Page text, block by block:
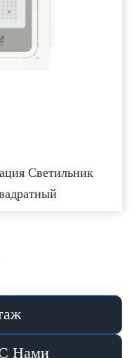
Светильник
С Нами